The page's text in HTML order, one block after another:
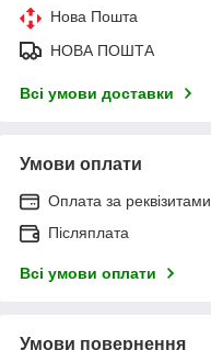
Нова Пошта
НОВА ПОШТА
Всі умови доставки
Умови оплати
Оплата за реквізитами
Післяплата
Всі умови оплати
Умови повернення